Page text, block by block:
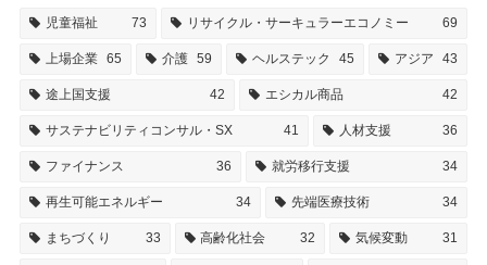
児童福祉 73 リサイクル・サーキュラーエコノミー 69
上場企業 65 介護 59 ヘルステック 45 アジア 43
途上国支援 42 エシカル商品 42
サステナビリティコンサル・SX 41 人材支援 36
ファイナンス 36 就労移行支援 34
再生可能エネルギー 34 先端医療技術 34
まちづくり 33 高齢化社会 32 気候変動 31